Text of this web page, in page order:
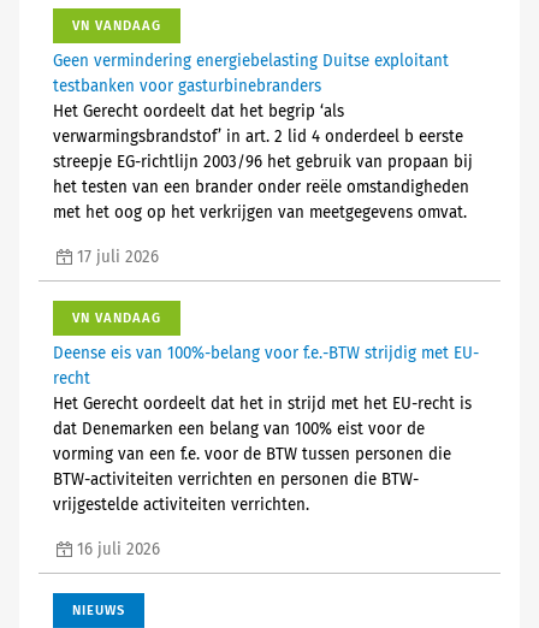
VN VANDAAG
Geen vermindering energiebelasting Duitse exploitant
testbanken voor gasturbinebranders
Het Gerecht oordeelt dat het begrip ‘als
verwarmingsbrandstof’ in art. 2 lid 4 onderdeel b eerste
streepje EG-richtlijn 2003/96 het gebruik van propaan bij
het testen van een brander onder reële omstandigheden
met het oog op het verkrijgen van meetgegevens omvat.
17 juli 2026
VN VANDAAG
Deense eis van 100%-belang voor f.e.-BTW strijdig met EU-
recht
Het Gerecht oordeelt dat het in strijd met het EU-recht is
dat Denemarken een belang van 100% eist voor de
vorming van een f.e. voor de BTW tussen personen die
BTW-activiteiten verrichten en personen die BTW-
vrijgestelde activiteiten verrichten.
16 juli 2026
NIEUWS